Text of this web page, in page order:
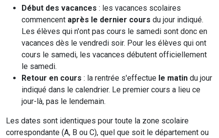
Début des vacances : les vacances scolaires
commencent après le dernier cours du jour indiqué.
Les élèves qui n'ont pas cours le samedi sont donc en
vacances dès le vendredi soir. Pour les élèves qui ont
cours le samedi, les vacances débutent officiellement
le samedi.
Retour en cours : la rentrée s'effectue le matin du jour
indiqué dans le calendrier. Le premier cours a lieu ce
jour-là, pas le lendemain.
Les dates sont identiques pour toute la zone scolaire
correspondante (A, B ou C), quel que soit le département ou